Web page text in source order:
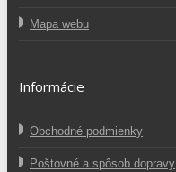
Mapa webu
Informácie
Obchodné podmienky
Poštovné a spôsob dopravy